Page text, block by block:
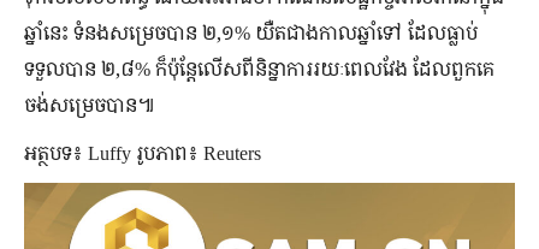
ឆ្នាំនេះ ទំនងសម្រេចបាន ២,១% យឺតជាងកាលឆ្នាំទៅ ដែលធ្លាប់
ទទួលបាន ២,៨% ក៏ប៉ុន្តែលើសពីនិន្នាការរយៈពេលវែង ដែលពួកគេ
ចង់សម្រេចបាន៕
អត្ថបទ៖ Luffy រូបភាព៖ Reuters